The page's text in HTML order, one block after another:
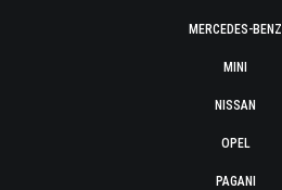
MERCEDES-BENZ
MINI
NISSAN
OPEL
PAGANI